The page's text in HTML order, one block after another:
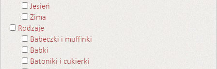
Jesień
Zima
Rodzaje
Babeczki i muffinki
Babki
Batoniki i cukierki